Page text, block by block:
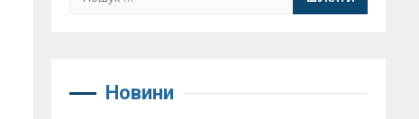
Новини